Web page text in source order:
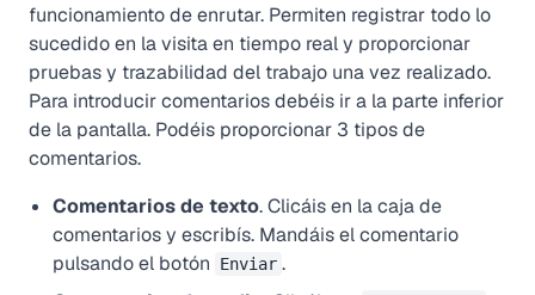
funcionamiento de enrutar. Permiten registrar todo lo
sucedido en la visita en tiempo real y proporcionar
pruebas y trazabilidad del trabajo una vez realizado.
Para introducir comentarios debéis ir a la parte inferior
de la pantalla. Podéis proporcionar 3 tipos de
comentarios.
Comentarios de texto. Clicáis en la caja de
comentarios y escribís. Mandáis el comentario
pulsando el botón
Enviar .